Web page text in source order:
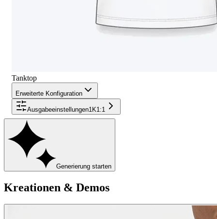
Tanktop
Erweiterte Konfiguration
Ausgabeeinstellungen1K1:1
Generierung starten
Kreationen & Demos